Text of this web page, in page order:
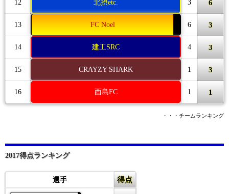
12 北摂etc. 3 6
13 FC Noel 6 3
14 建工SRC 4 3
15 CRAYZY SHARK 1 3
16 酉島FC 1 1
・・・チームランキング
2017得点ランキング
選手 得点